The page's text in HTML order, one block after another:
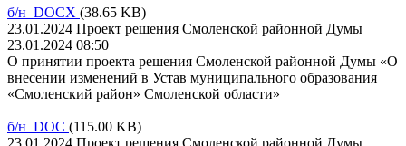
б/н DOCX (38.65 KB)
23.01.2024 Проект решения Смоленской районной Думы
23.01.2024 08:50
О принятии проекта решения Смоленской районной Думы «О
внесении изменений в Устав муниципального образования
«Смоленский район» Смоленской области»
б/н DOC (115.00 KB)
23.01.2024 Проект решения Смоленской районной Думы